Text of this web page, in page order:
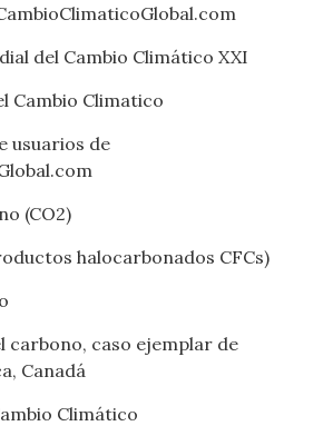
del Cambio Climático XXI
Cambio Climatico
usuarios de
(CO2)
halocarbonados CFCs)
carbono, caso ejemplar de
Canadá
Climático